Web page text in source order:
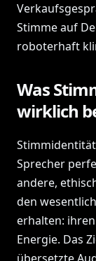
Stimme auf
roboterhaft
Was
wirklich
Sprecher
andere,
den
erhalten:
Energie. Das